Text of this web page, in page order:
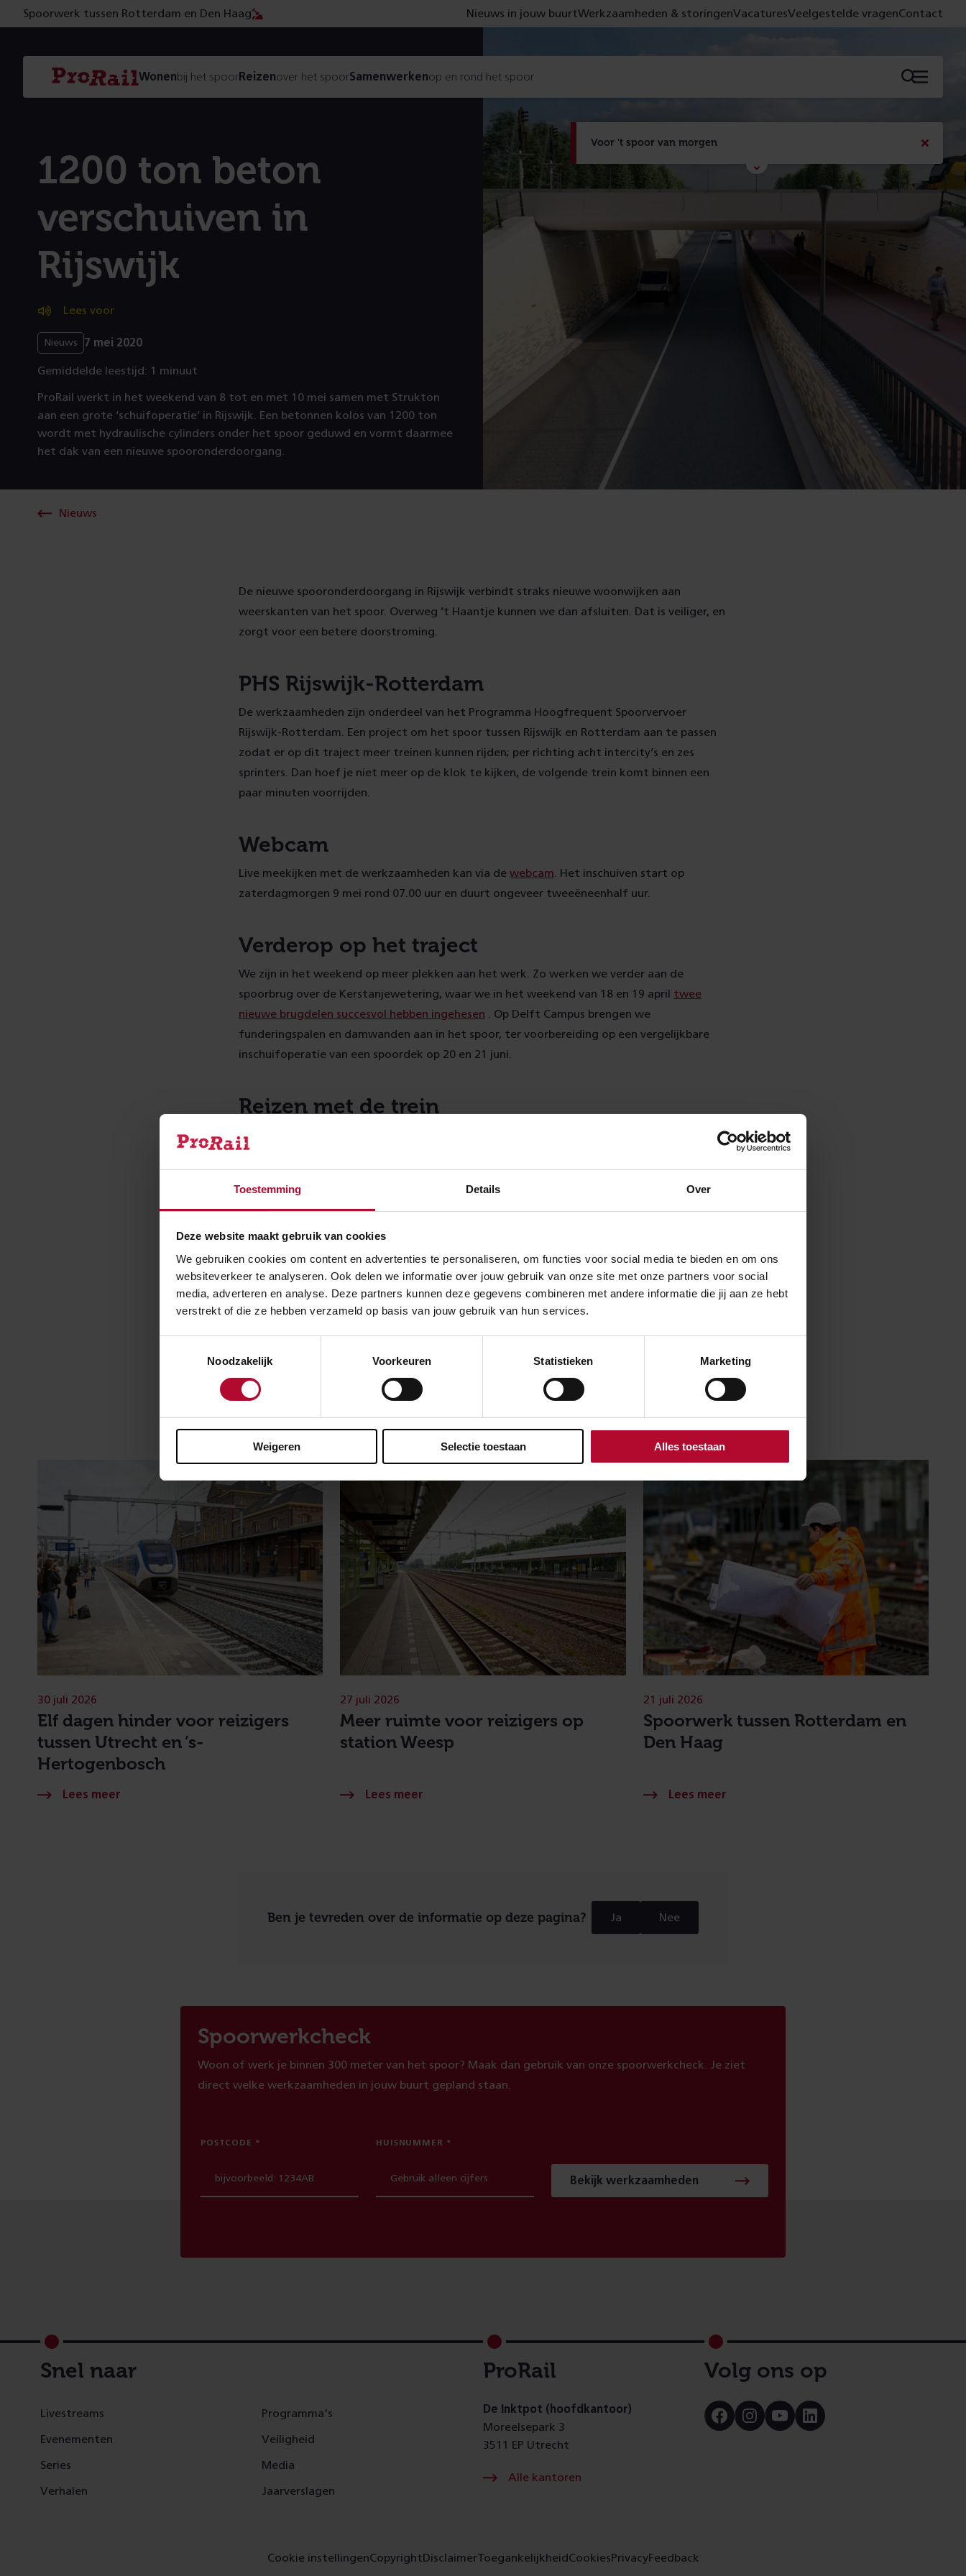
Toestemming Details Over
Deze website maakt gebruik van cookies
We gebruiken cookies om content en advertenties te personaliseren, om functies voor social media te bieden en om ons
websiteverkeer te analyseren. Ook delen we informatie over jouw gebruik van onze site met onze partners voor social
media, adverteren en analyse. Deze partners kunnen deze gegevens combineren met andere informatie die jij aan ze hebt
verstrekt of die ze hebben verzameld op basis van jouw gebruik van hun services.
Noodzakelijk
Voorkeuren Statistieken Marketing
Weigeren Selectie toestaan Alles toestaan
Voor 't spoor van morgen
Met de campagne 'Voor 't spoor naar morgen' laten
we zien wat er vandaag gebeurt en wat dat -
Lees meer
Bericht
sluiten
Spoorwerk tussen Rotterdam en Den Haag Nieuws in jouw buurtWerkzaamheden & storingenVacaturesVeelgestelde vragenContact
Navigatie
Homepage
ProRail
Wonenbij het spoorReizenover het spoorSamenwerkenop en rond het spoor Menu
1200 ton beton
verschuiven in
Rijswijk
Lees voor
Nieuws 7 mei 2020
Gemiddelde leestijd: 1 minuut
ProRail werkt in het weekend van 8 tot en met 10 mei samen met Strukton
aan een grote ‘schuifoperatie’ in Rijswijk. Een betonnen kolos van 1200 ton
wordt met hydraulische cylinders onder het spoor geduwd en vormt daarmee
het dak van een nieuwe spooronderdoorgang.
Nieuws
De nieuwe spooronderdoorgang in Rijswijk verbindt straks nieuwe woonwijken aan
weerskanten van het spoor. Overweg ’t Haantje kunnen we dan afsluiten. Dat is veiliger, en
zorgt voor een betere doorstroming.
PHS Rijswijk-Rotterdam
De werkzaamheden zijn onderdeel van het Programma Hoogfrequent Spoorvervoer
Rijswijk-Rotterdam. Een project om het spoor tussen Rijswijk en Rotterdam aan te passen
zodat er op dit traject meer treinen kunnen rijden; per richting acht intercity’s en zes
sprinters. Dan hoef je niet meer op de klok te kijken, de volgende trein komt binnen een
paar minuten voorrijden.
Webcam
Live meekijken met de werkzaamheden kan via de webcam . Het inschuiven start op
zaterdagmorgen 9 mei rond 07.00 uur en duurt ongeveer tweeëneenhalf uur.
Verderop op het traject
We zijn in het weekend op meer plekken aan het werk. Zo werken we verder aan de
spoorbrug over de Kerstanjewetering, waar we in het weekend van 18 en 19 april twee
nieuwe brugdelen succesvol hebben ingehesen . Op Delft Campus brengen we
funderingspalen en damwanden aan in het spoor, ter voorbereiding op een vergelijkbare
inschuifoperatie van een spoordek op 20 en 21 juni.
Reizen met de trein
Tijdens de werkzaamheden rijden er geen treinen tussen Den Haag Hollands Spoor en
voor vertrek. Kijk op www.ns.nl. Of raadpleeg 9292 voor een reisadvies op maat, via
www.9292.nl of telefonisch 0900-9292 (€0,90 eurocent per minuut).
Meer over:
Meer nieuws
Elf dagen hinder voor reizigers
tussen Utrecht en ’s-
Hertogenbosch
30 juli 2026
Meer ruimte voor reizigers op
station Weesp
27 juli 2026
Spoorwerk tussen Rotterdam en
Den Haag
21 juli 2026
Ben je tevreden over de informatie op deze pagina? Ja Nee
Spoorwerkcheck
Woon of werk je binnen 300 meter van het spoor? Maak dan gebruik van onze spoorwerkcheck. Je ziet
direct welke werkzaamheden in jouw buurt gepland staan.
POSTCODE HUISNUMMER
Bekijk werkzaamheden
Footer
Snel naar
Livestreams
Evenementen
Series
Verhalen
Programma's
Veiligheid
Media
Jaarverslagen
ProRail
De Inktpot (hoofdkantoor)
Moreelsepark 3
3511 EP Utrecht
Alle kantoren
Volg ons op
Bezoek
onze
Bezoek
onze
Bezoek
onze
Bezoek
onze
Cookie instellingenCopyright DisclaimerToegankelijkheid Cookies PrivacyFeedback